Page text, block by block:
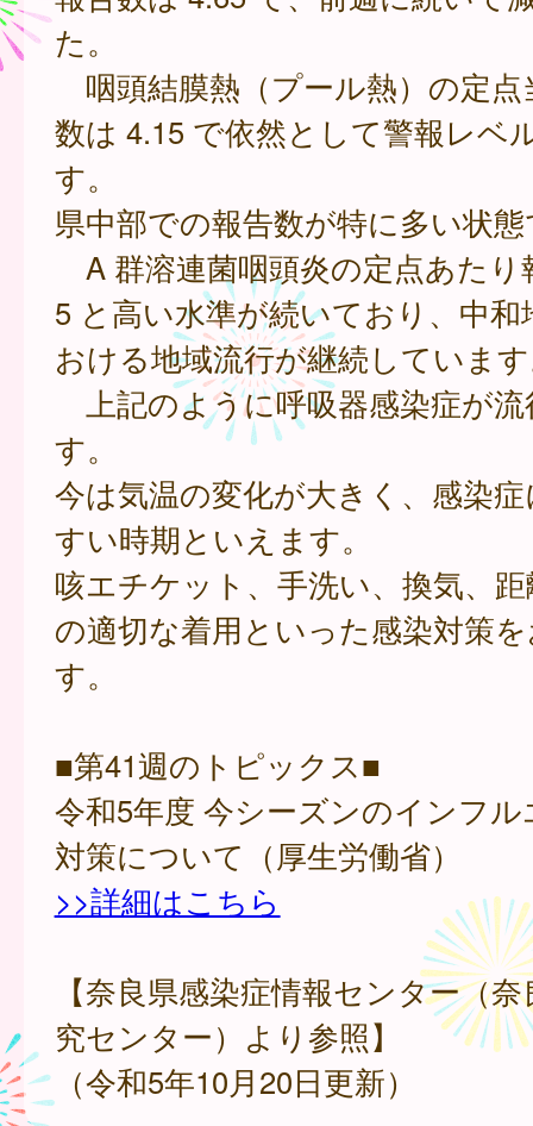
た。
咽頭結膜熱（プール熱）の定点
数は 4.15 で依然として警報レベ
す。
県中部での報告数が特に多い状
A 群溶連菌咽頭炎の定点あたり
5 と高い水準が続いており、中和
おける地域流行が継続していま
上記のように呼吸器感染症が
す。
今は気温の変化が大きく、感染
すい時期といえます。
咳エチケット、手洗い、換気、
の適切な着用といった感染対策
す。
■第41週のトピックス■
令和5年度 今シーズンのインフ
対策について（厚生労働省）
>>詳細はこちら
【奈良県感染症情報センター（
究センター）より参照】
（令和5年10月20日更新）